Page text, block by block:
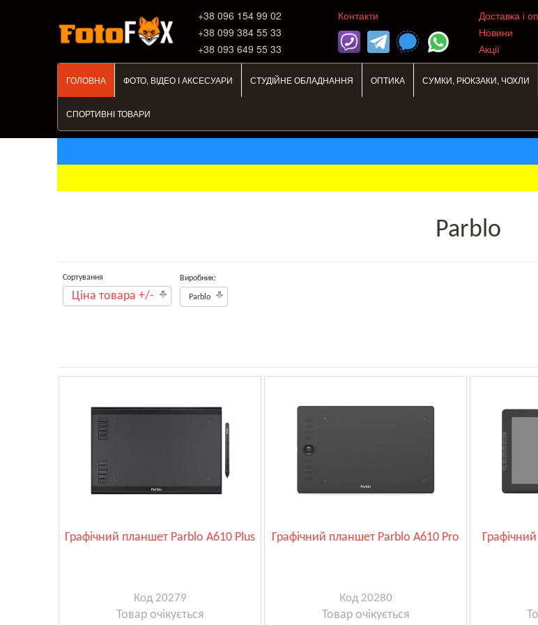
+38 ‎096 154 99 02
+38 099 384 55 33
+38 093 649 55 33
Контакти
Доставка і
Новини
Акції
ГОЛОВНА ФОТО, ВІДЕО І АКСЕСУАРИ СТУДІЙНЕ ОБЛАДНАННЯ ОПТИКА СУМКИ, РЮКЗАКИ, ЧОХЛИ
СПОРТИВНІ ТОВАРИ
Parblo
Сортування
Ціна товара +/-
Виробник:
Parblo
Графічний планшет Parblo A610 Plus
Код 20279
Товар очікується
Графічний планшет Parblo A610 Pro
Код 20280
Товар очікується